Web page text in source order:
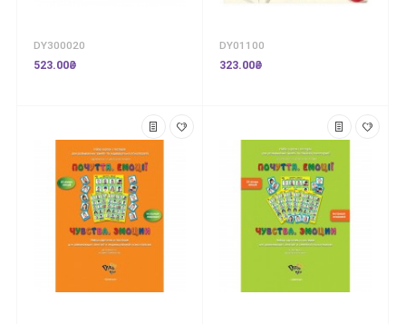
DY300020
523.00₴
DY01100
323.00₴